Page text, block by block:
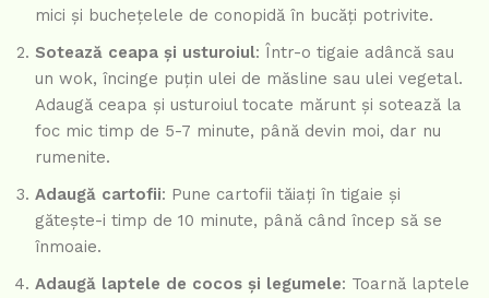
mici și buchețelele de conopidă în bucăți potrivite.
Sotează ceapa și usturoiul: Într-o tigaie adâncă sau
un wok, încinge puțin ulei de măsline sau ulei vegetal.
Adaugă ceapa și usturoiul tocate mărunt și sotează la
foc mic timp de 5-7 minute, până devin moi, dar nu
rumenite.
Adaugă cartofii: Pune cartofii tăiați în tigaie și
gătește-i timp de 10 minute, până când încep să se
înmoaie.
Adaugă laptele de cocos și legumele: Toarnă laptele